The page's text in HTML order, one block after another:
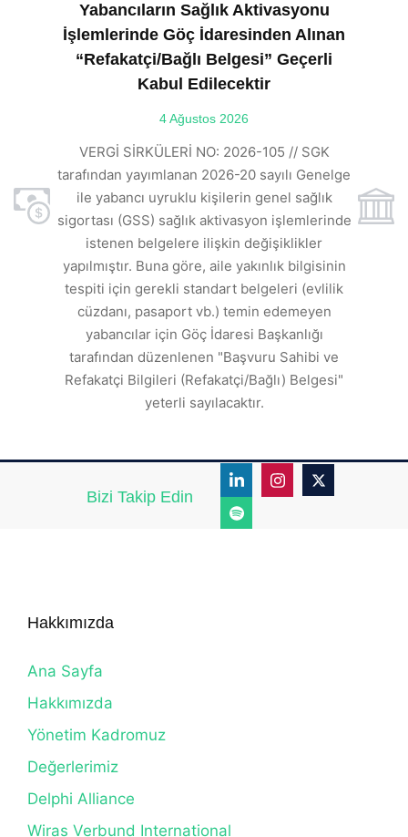
Yabancıların Sağlık Aktivasyonu
İşlemlerinde Göç İdaresinden Alınan
“Refakatçi/Bağlı Belgesi” Geçerli
Kabul Edilecektir
4 Ağustos 2026
VERGİ SİRKÜLERİ NO: 2026-105 // SGK
tarafından yayımlanan 2026-20 sayılı Genelge
ile yabancı uyruklu kişilerin genel sağlık
sigortası (GSS) sağlık aktivasyon işlemlerinde
istenen belgelere ilişkin değişiklikler
yapılmıştır. Buna göre, aile yakınlık bilgisinin
tespiti için gerekli standart belgeleri (evlilik
cüzdanı, pasaport vb.) temin edemeyen
yabancılar için Göç İdaresi Başkanlığı
tarafından düzenlenen "Başvuru Sahibi ve
Refakatçi Bilgileri (Refakatçi/Bağlı) Belgesi"
yeterli sayılacaktır.
Bizi Takip Edin
Hakkımızda
Ana Sayfa
Hakkımızda
Yönetim Kadromuz
Değerlerimiz
Delphi Alliance
Wiras Verbund International